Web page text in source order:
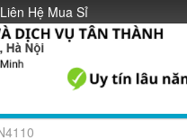
Liên Hệ Mua Sỉ